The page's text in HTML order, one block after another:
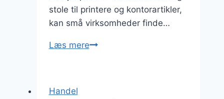
stole til printere og kontorartikler,
kan små virksomheder finde…
Læs mereLeverandør
Handel